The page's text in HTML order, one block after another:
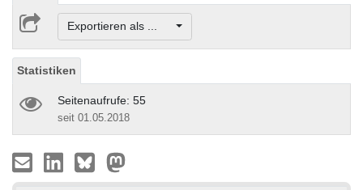
Exportieren als ...
Statistiken
Seitenaufrufe: 55
seit 01.05.2018